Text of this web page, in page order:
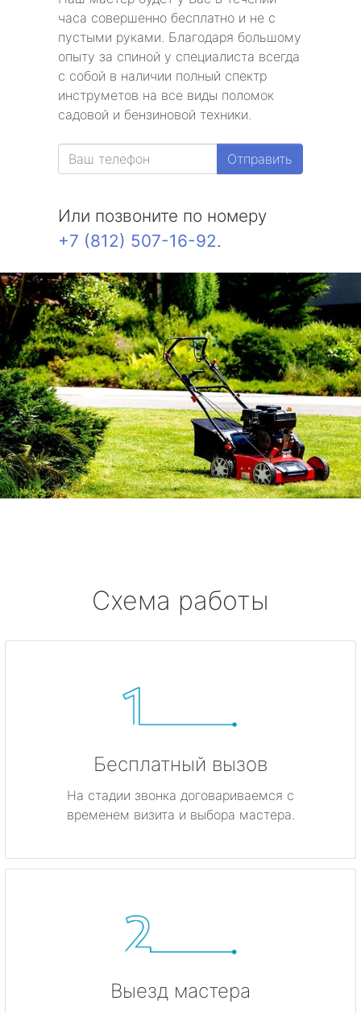
часа совершенно бесплатно и не с
пустыми руками. Благодаря большому
опыту за спиной у специалиста всегда
с собой в наличии полный спектр
инструметов на все виды поломок
садовой и бензиновой техники.
Отправить
Или позвоните по номеру
+7 (812) 507-16-92.
Схема работы
Бесплатный вызов
На стадии звонка договариваемся с
временем визита и выбора мастера.
Выезд мастера